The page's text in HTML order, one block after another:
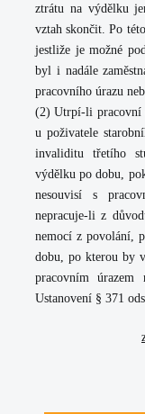
ztrátu na výdělku
vztah skončit. Po
jestliže je možné
byl i nadále
pracovního úrazu
(2) Utrpí-li pracovní
u poživatele
invaliditu třetího
výdělku po dobu,
nesouvisí s
nepracuje-li z
nemocí z povolání,
dobu, po kterou by
pracovním
Ustanovení § 371